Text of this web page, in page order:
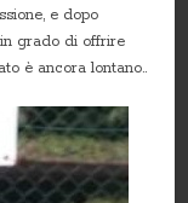
e dopo
in grado di offrire
è ancora lontano..